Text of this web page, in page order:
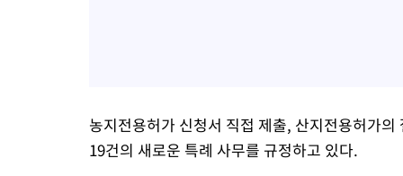
농지전용허가 신청서 직접 제출, 산지전용허가
19건의 새로운 특례 사무를 규정하고 있다.